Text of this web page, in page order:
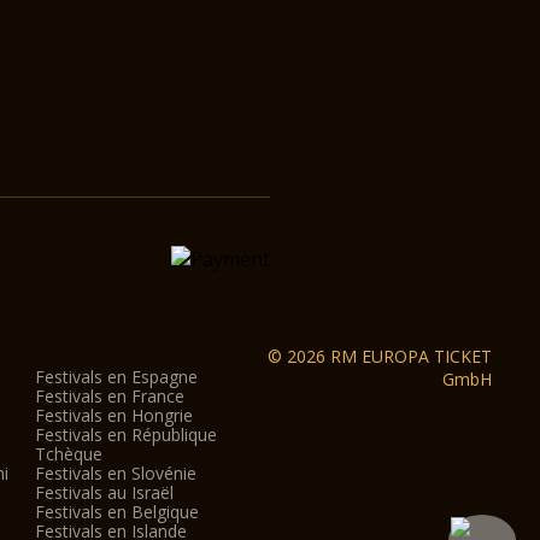
Festivals en Espagne
Festivals en France
Festivals en Hongrie
Festivals en République
Tchèque
Festivals en Slovénie
Festivals au Israël
Festivals en Belgique
Festivals en Islande
© 2026 RM EUROPA TICKET
GmbH